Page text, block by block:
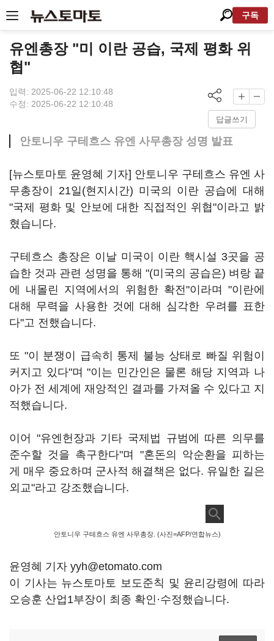
구독
유엔총장 "미 이란 공습, 국제 평화 위
협"
입력: 2025-06-22 12:10:48
수정: 2025-06-22 12:10:48
답글쓰기
안토니우 구테흐스 유엔 사무총장 성명 발표
[뉴스토마토 윤영혜 기자] 안토니우 구테흐스 유엔 사
무총장이 21일(현지시간) 미국의 이란 공습에 대해
"국제 평화 및 안보에 대한 직접적인 위협"이라고 밝
혔습니다.
구테흐스 총장은 이날 미국이 이란 핵시설 3곳을 공
습한 것과 관련 성명을 통해 "(미국의 공습은) 벼랑 끝
에 내몰린 지역에서의 위험한 확전"이라며 "이란에
대해 무력을 사용한 것에 대해 심각한 우려를 표한
다"고 전했습니다.
또 "이 분쟁이 급속히 통제 불능 상태로 빠질 위험이
커지고 있다"며 "이는 민간인은 물론 해당 지역과 나
아가 전 세계에 재앙적인 결과를 가져올 수 있다고 지
적했습니다.
이어 "유엔헌장과 기타 국제법 규범에 따른 의무를
준수할 것을 촉구한다"며 "혼돈의 악순환을 피하는
게 매우 중요하며 군사적 해결책은 없다. 유일한 길은
외교"라고 강조했습니다.
안토니우 구테흐스 유엔 사무총장. (사진=AFP/연합뉴스)
윤영혜 기자 yyh@etomato.com
이 기사는 뉴스토마토 보도준칙 및 윤리강령에 따라
오승훈 산업1부장이 최종 확인·수정했습니다.